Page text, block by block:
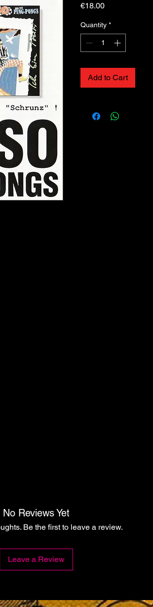
€18.00Price
Quantity *
Add to Cart
No Reviews Yet
Be the first to leave a review.
Leave a Review